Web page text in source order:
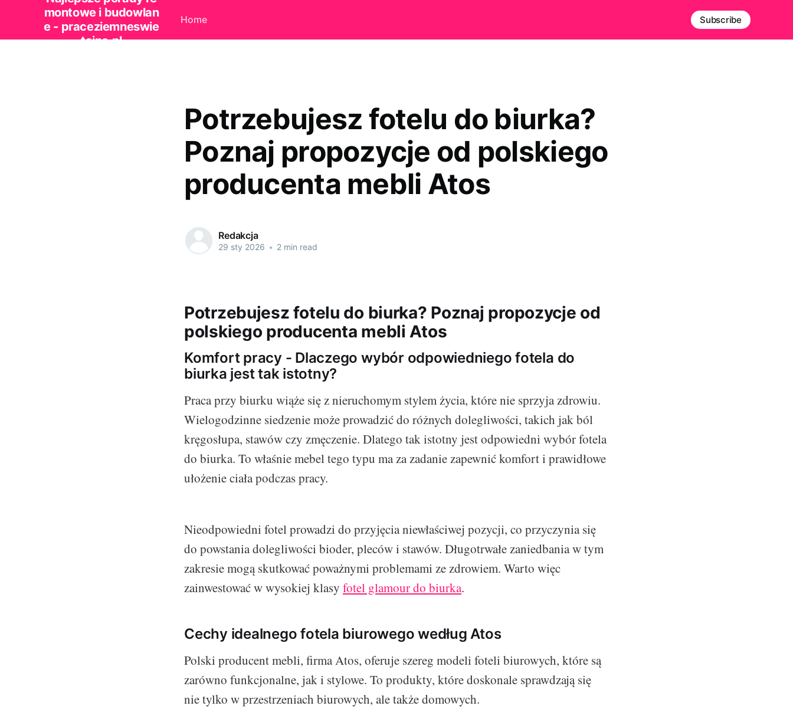
montowe i budowlan
e - praceziemneswie
tajno.pl
Home Subscribe
Potrzebujesz fotelu do biurka?
Poznaj propozycje od polskiego
producenta mebli Atos
Redakcja
29 sty 2026 • 2 min read
Potrzebujesz fotelu do biurka? Poznaj propozycje od
polskiego producenta mebli Atos
Komfort pracy - Dlaczego wybór odpowiedniego fotela do
biurka jest tak istotny?
Praca przy biurku wiąże się z nieruchomym stylem życia, które nie sprzyja zdrowiu.
Wielogodzinne siedzenie może prowadzić do różnych dolegliwości, takich jak ból
kręgosłupa, stawów czy zmęczenie. Dlatego tak istotny jest odpowiedni wybór fotela
do biurka. To właśnie mebel tego typu ma za zadanie zapewnić komfort i prawidłowe
ułożenie ciała podczas pracy.
Nieodpowiedni fotel prowadzi do przyjęcia niewłaściwej pozycji, co przyczynia się
do powstania dolegliwości bioder, pleców i stawów. Długotrwałe zaniedbania w tym
zakresie mogą skutkować poważnymi problemami ze zdrowiem. Warto więc
zainwestować w wysokiej klasy fotel glamour do biurka.
Cechy idealnego fotela biurowego według Atos
Polski producent mebli, firma Atos, oferuje szereg modeli foteli biurowych, które są
zarówno funkcjonalne, jak i stylowe. To produkty, które doskonale sprawdzają się
nie tylko w przestrzeniach biurowych, ale także domowych.